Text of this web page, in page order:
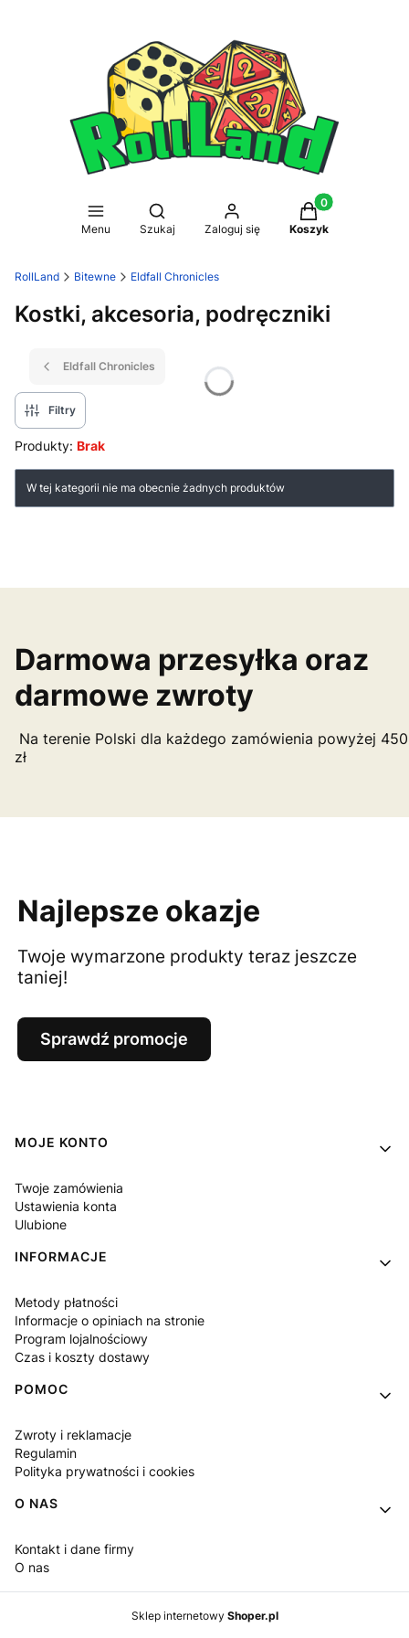
Menu
Otwórz wyszukiwarkę
Szukaj Zaloguj się
Produkty w
Koszyk
RollLand Bitewne Eldfall Chronicles
Kostki, akcesoria, podręczniki
Eldfall Chronicles
Filtry
Produkty: Brak
Lista produktów
W tej kategorii nie ma obecnie żadnych produktów
Darmowa przesyłka oraz
darmowe zwroty
Na terenie Polski dla każdego zamówienia powyżej 450
zł
Najlepsze okazje
Twoje wymarzone produkty teraz jeszcze
taniej!
Sprawdź promocje
Linki w stopce
MOJE KONTO
Twoje zamówienia
Ustawienia konta
Ulubione
INFORMACJE
Metody płatności
Informacje o opiniach na stronie
Program lojalnościowy
Czas i koszty dostawy
POMOC
Zwroty i reklamacje
Regulamin
Polityka prywatności i cookies
O NAS
Kontakt i dane firmy
O nas
Sklep internetowy Shoper.pl